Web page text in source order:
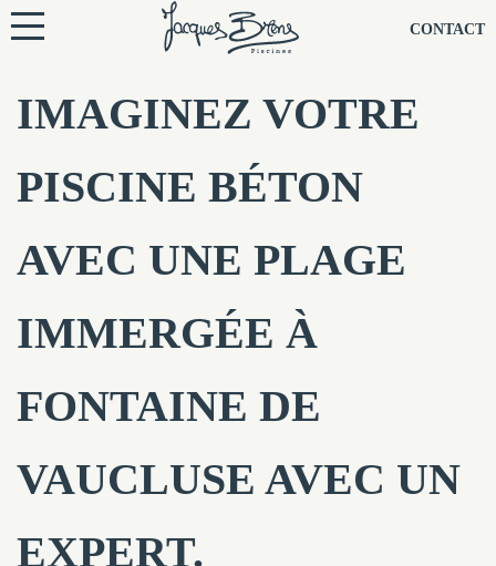
CONTACT
IMAGINEZ VOTRE
PISCINE BÉTON
AVEC UNE PLAGE
IMMERGÉE À
FONTAINE DE
VAUCLUSE AVEC UN
EXPERT.
NOS PISCINES
NOTRE TECHNIQUE
NOS CONSEILS
NOS AGENCES
CONTACTEZ-NOUS